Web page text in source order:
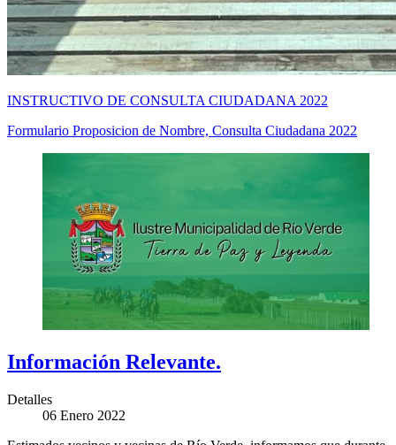
INSTRUCTIVO DE CONSULTA CIUDADANA 2022
Formulario Proposicion de Nombre, Consulta Ciudadana 2022
Información Relevante.
Detalles
06 Enero 2022